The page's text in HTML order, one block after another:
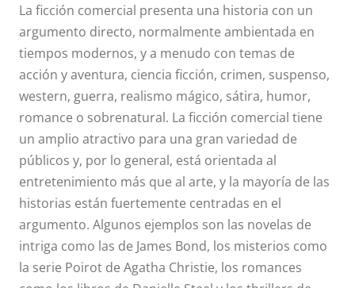
La ficción comercial presenta una historia con un
argumento directo, normalmente ambientada en
tiempos modernos, y a menudo con temas de
acción y aventura, ciencia ficción, crimen, suspenso,
western, guerra, realismo mágico, sátira, humor,
romance o sobrenatural. La ficción comercial tiene
un amplio atractivo para una gran variedad de
públicos y, por lo general, está orientada al
entretenimiento más que al arte, y la mayoría de las
historias están fuertemente centradas en el
argumento. Algunos ejemplos son las novelas de
intriga como las de James Bond, los misterios como
la serie Poirot de Agatha Christie, los romances